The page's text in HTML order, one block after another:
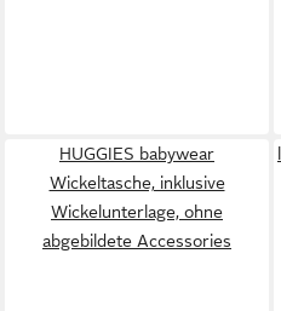
HUGGIES babywear
Wickeltasche, inklusive
Wickelunterlage, ohne
abgebildete Accessories